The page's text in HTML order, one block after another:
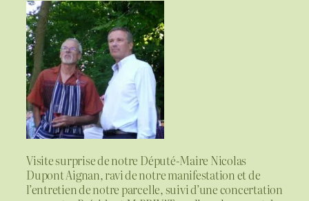
Visite surprise de notre Député-Maire Nicolas
Dupont Aignan, ravi de notre manifestation et de
l’entretien de notre parcelle, suivi d’une concertation